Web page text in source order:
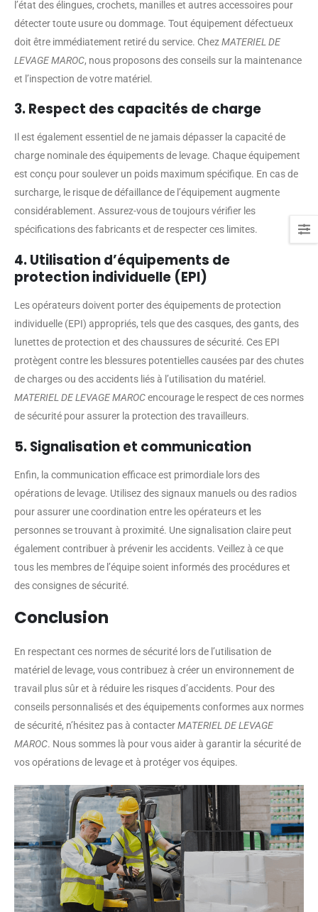
l’état des élingues, crochets, manilles et autres accessoires pour
détecter toute usure ou dommage. Tout équipement défectueux
doit être immédiatement retiré du service. ChezMATERIEL DE
LEVAGE MAROC, nous proposons des conseils sur la maintenance
et l’inspection de votre matériel.
3. Respect des capacités de charge
Il est également essentiel de ne jamais dépasser la capacité de
charge nominale des équipements de levage. Chaque équipement
est conçu pour soulever un poids maximum spécifique. En cas de
surcharge, le risque de défaillance de l’équipement augmente
considérablement. Assurez-vous de toujours vérifier les
spécifications des fabricants et de respecter ces limites.
4. Utilisation d’équipements de
protection individuelle (EPI)
Les opérateurs doivent porter des équipements de protection
individuelle (EPI) appropriés, tels que des casques, des gants, des
lunettes de protection et des chaussures de sécurité. Ces EPI
protègent contre les blessures potentielles causées par des chutes
de charges ou des accidents liés à l’utilisation du matériel.
MATERIEL DE LEVAGE MAROCencourage le respect de ces normes
de sécurité pour assurer la protection des travailleurs.
5. Signalisation et communication
Enfin, la communication efficace est primordiale lors des
opérations de levage. Utilisez des signaux manuels ou des radios
pour assurer une coordination entre les opérateurs et les
personnes se trouvant à proximité. Une signalisation claire peut
également contribuer à prévenir les accidents. Veillez à ce que
tous les membres de l’équipe soient informés des procédures et
des consignes de sécurité.
Conclusion
En respectant ces normes de sécurité lors de l’utilisation de
matériel de levage, vous contribuez à créer un environnement de
travail plus sûr et à réduire les risques d’accidents. Pour des
conseils personnalisés et des équipements conformes aux normes
de sécurité, n’hésitez pas à contacterMATERIEL DE LEVAGE
MAROC. Nous sommes là pour vous aider à garantir la sécurité de
vos opérations de levage et à protéger vos équipes.